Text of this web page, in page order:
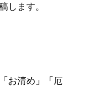
します。
お清め」「厄